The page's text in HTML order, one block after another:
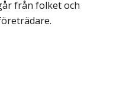
från folket och